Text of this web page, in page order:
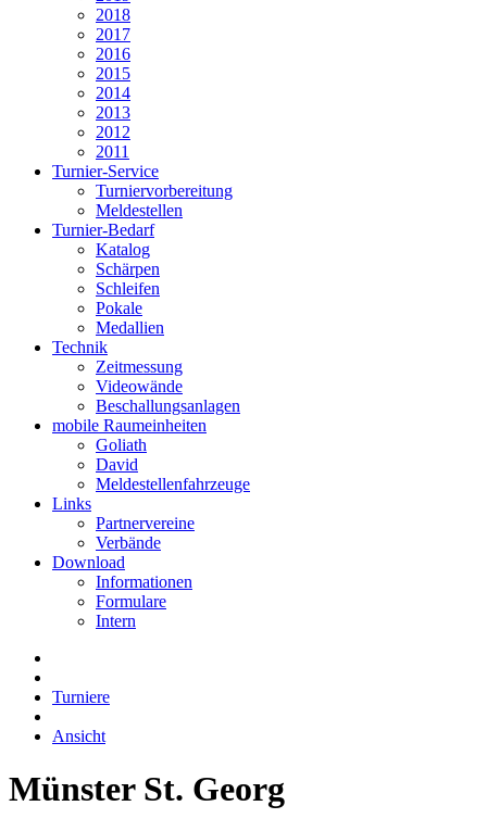
2018
2017
2016
2015
2014
2013
2012
2011
Turnier-Service
Turniervorbereitung
Meldestellen
Turnier-Bedarf
Katalog
Schärpen
Schleifen
Pokale
Medallien
Technik
Zeitmessung
Videowände
Beschallungsanlagen
mobile Raumeinheiten
Goliath
David
Meldestellenfahrzeuge
Links
Partnervereine
Verbände
Download
Informationen
Formulare
Intern
Turniere
Ansicht
Münster St. Georg